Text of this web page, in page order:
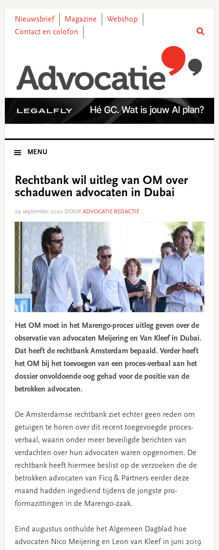
primary
main
primary
footer
Nieuwsbrief Magazine
Webshop
Contact en colofon
MENU
Rechtbank wil uitleg van OM over
schaduwen advocaten in Dubai
29 september 2020 DOOR ADVOCATIE REDACTIE
Het OM moet in het Marengo-proces uitleg geven over de
observatie van advocaten Meijering en Van Kleef in Dubai.
Dat heeft de rechtbank Amsterdam bepaald. Verder heeft
het OM bij het toevoegen van een proces-verbaal aan het
dossier onvoldoende oog gehad voor de positie van de
betrokken advocaten.
De Amsterdamse rechtbank ziet echter geen reden om
getuigen te horen over dit recent toegevoegde proces-
verbaal, waarin onder meer beveiligde berichten van
verdachten over hun advocaten waren opgenomen. De
rechtbank heeft hiermee beslist op de verzoeken die de
betrokken advocaten van Ficq & Partners eerder deze
maand hadden ingediend tijdens de jongste pro-
formazittingen in de Marengo-zaak.
Eind augustus onthulde het Algemeen Dagblad hoe
advocaten Nico Meijering en Leon van Kleef in juni 2019